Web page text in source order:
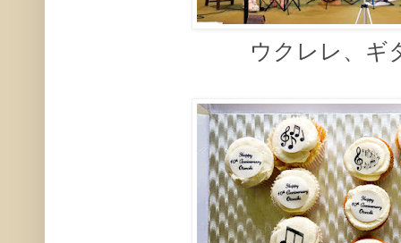
ウクレレ、ギ